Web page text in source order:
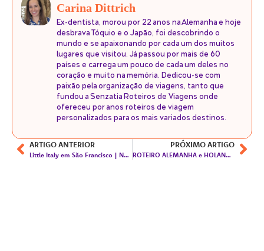
Carina Dittrich
Ex-dentista, morou por 22 anos na Alemanha e hoje
desbrava Tóquio e o Japão, foi descobrindo o
mundo e se apaixonando por cada um dos muitos
lugares que visitou. Já passou por mais de 60
países e carrega um pouco de cada um deles no
coração e muito na memória. Dedicou-se com
paixão pela organização de viagens, tanto que
fundou a Senzatia Roteiros de Viagens onde
ofereceu por anos roteiros de viagem
personalizados para os mais variados destinos.
ARTIGO ANTERIOR
Little Italy em São Francisco | North Beach
PRÓXIMO ARTIGO
ROTEIRO ALEMANHA e HOLANDA – incluindo Bélgica e Luxemburgo